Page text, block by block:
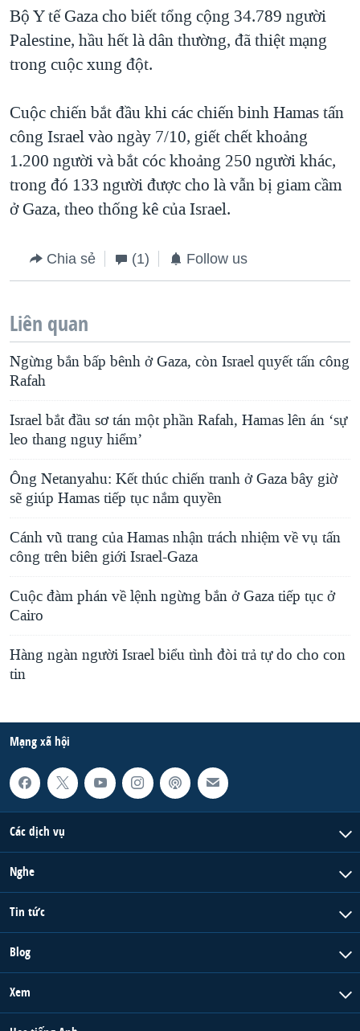
Bộ Y tế Gaza cho biết tổng cộng 34.789 người
Palestine, hầu hết là dân thường, đã thiệt mạng
trong cuộc xung đột.
Cuộc chiến bắt đầu khi các chiến binh Hamas tấn
công Israel vào ngày 7/10, giết chết khoảng
1.200 người và bắt cóc khoảng 250 người khác,
trong đó 133 người được cho là vẫn bị giam cầm
ở Gaza, theo thống kê của Israel.
Chia sẻ (1) Follow us
Liên quan
Ngừng bắn bấp bênh ở Gaza, còn Israel quyết tấn công
Rafah
Israel bắt đầu sơ tán một phần Rafah, Hamas lên án ‘sự
leo thang nguy hiểm’
Ông Netanyahu: Kết thúc chiến tranh ở Gaza bây giờ
sẽ giúp Hamas tiếp tục nắm quyền
Cánh vũ trang của Hamas nhận trách nhiệm về vụ tấn
công trên biên giới Israel-Gaza
Cuộc đàm phán về lệnh ngừng bắn ở Gaza tiếp tục ở
Cairo
Hàng ngàn người Israel biểu tình đòi trả tự do cho con
tin
Mạng xã hội
Các dịch vụ
Nghe
Tin tức
Blog
Xem